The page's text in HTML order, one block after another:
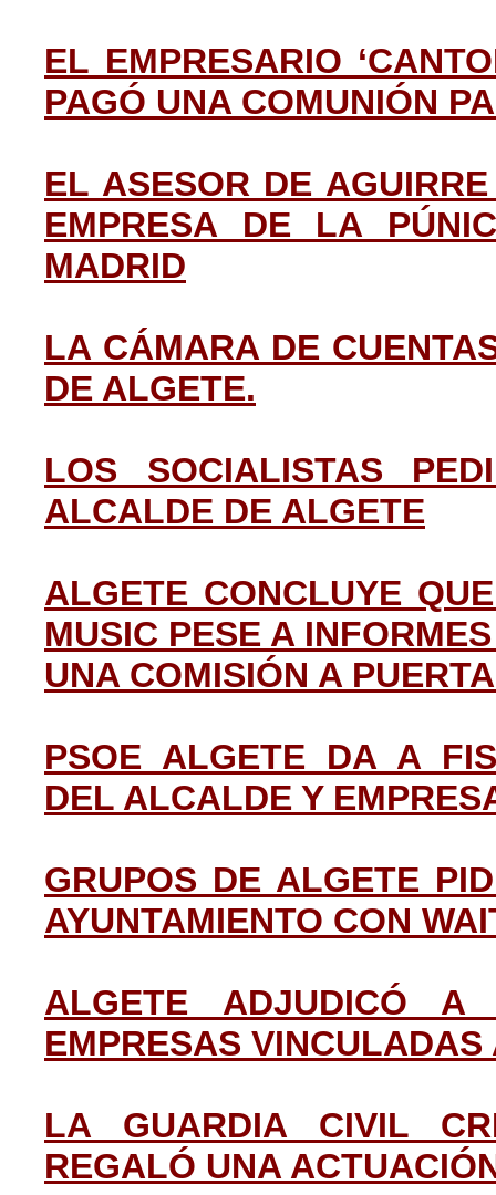
EL EMPRESARIO
PAGÓ UNA COMUNIÓN
EL ASESOR DE
EMPRESA DE LA
MADRID
LA CÁMARA DE
DE ALGETE.
LOS SOCIALISTAS
ALCALDE DE ALGETE
ALGETE CONCLUYE
MUSIC PESE A
UNA COMISIÓN A
PSOE ALGETE DA A
DEL ALCALDE Y
GRUPOS DE ALGETE
AYUNTAMIENTO CON
ALGETE ADJUDICÓ
EMPRESAS
LA GUARDIA CIVIL
REGALÓ UNA